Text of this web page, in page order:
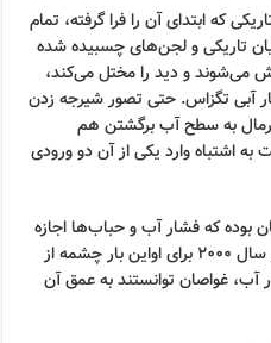
که ابتدای آن را فرا گرفته، تمام
تاریکی و لجن‌های چسبیده شده
می‌شوند و دید را مختل می‌کند،
آبی تگزاس. حتی تصور شیرجه زدن
به سطح آب برگشتن هم
اشتباه وارد یکی از آن دو ورودی
که فشار آب و حباب‌ها اجازه
نمی‌دادند به عمق چاه وارد شوید. در سال ۲۰۰۰ برای اواین بار چشمه از
غواصان توانستند به عمق آن